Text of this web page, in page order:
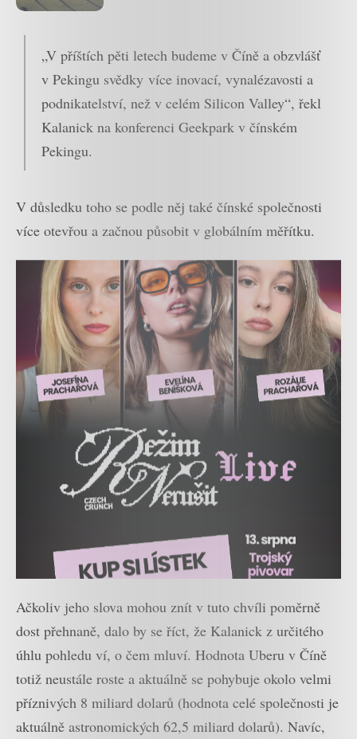
„V příštích pěti letech budeme v Číně a obzvlášť
v Pekingu svědky více inovací, vynalézavosti a
podnikatelství, než v celém Silicon Valley“, řekl
Kalanick na konferenci Geekpark v čínském
Pekingu.
V důsledku toho se podle něj také čínské společnosti
více otevřou a začnou působit v globálním měřítku.
Ačkoliv jeho slova mohou znít v tuto chvíli poměrně
dost přehnaně, dalo by se říct, že Kalanick z určitého
úhlu pohledu ví, o čem mluví. Hodnota Uberu v Číně
totiž neustále roste a aktuálně se pohybuje okolo velmi
příznivých 8 miliard dolarů (hodnota celé společnosti je
aktuálně astronomických 62,5 miliard dolarů). Navíc,